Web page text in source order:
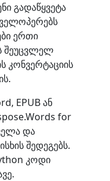
გადაწყვეტა
ერთი
შეუცვლელ
კონვერტაციის
EPUB ან
for
და
შედეგებს.
კოდი